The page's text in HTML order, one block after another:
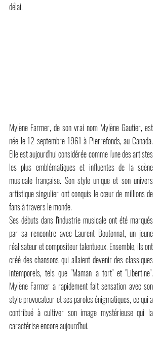
délai.
Mylène Farmer, de son vrai nom Mylène Gautier, est
née le 12 septembre 1961 à Pierrefonds, au Canada.
Elle est aujourd'hui considérée comme l'une des artistes
les plus emblématiques et influentes de la scène
musicale française. Son style unique et son univers
artistique singulier ont conquis le cœur de millions de
fans à travers le monde.
Ses débuts dans l'industrie musicale ont été marqués
par sa rencontre avec Laurent Boutonnat, un jeune
réalisateur et compositeur talentueux. Ensemble, ils ont
créé des chansons qui allaient devenir des classiques
intemporels, tels que "Maman a tort" et "Libertine".
Mylène Farmer a rapidement fait sensation avec son
style provocateur et ses paroles énigmatiques, ce qui a
contribué à cultiver son image mystérieuse qui la
caractérise encore aujourd'hui.